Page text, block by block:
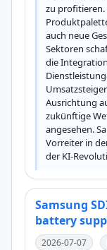
zu profitieren.
auch neue
Sektoren
die
Ausrichtung
zukünftige
angesehen.
Vorreiter in
der KI-
Samsung
battery
2026-07-07